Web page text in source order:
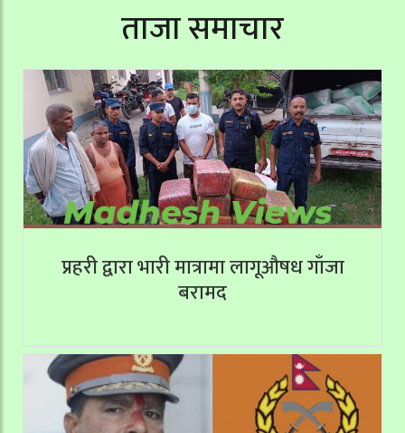
ताजा समाचार
प्रहरी द्वारा भारी मात्रामा लागूऔषध गाँजा
बरामद